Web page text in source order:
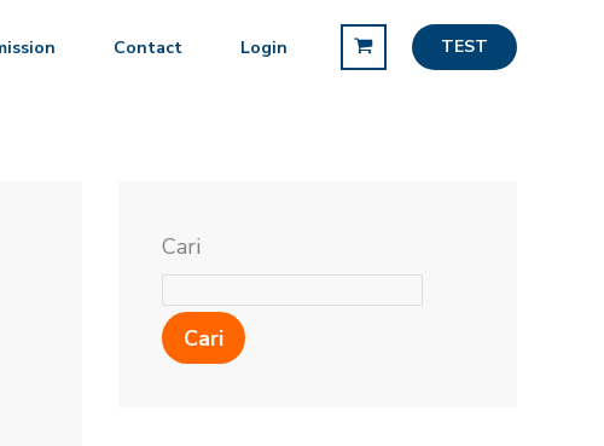
Contact Login TEST
Cari
Cari